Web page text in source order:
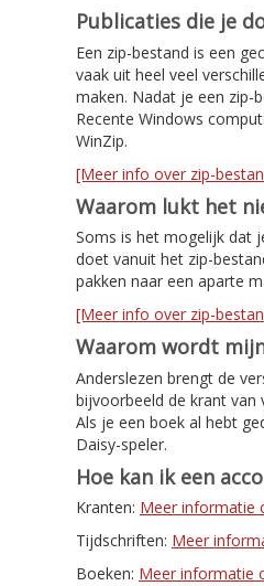
Publicaties die je
Een zip-bestand is een
vaak uit heel veel
maken. Nadat je een zip-
Recente Windows
WinZip.
[Meer info over zip-
Waarom lukt het
Soms is het mogelijk dat
doet vanuit het zip-
pakken naar een aparte
[Meer info over zip-
Waarom wordt
Anderslezen brengt de
bijvoorbeeld de krant van
Als je een boek al hebt
Daisy-speler.
Hoe kan ik een
Kranten: Meer informatie
Tijdschriften: Meer
Boeken: Meer informatie